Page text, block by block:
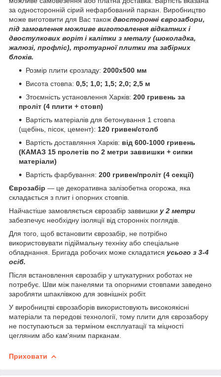
за односторонній сірий нефарбований паркан. Виробництво
може виготовити для Вас також двосторонні єврозабори,
під замовлення можливе виготовлення відкатних і
двостулкових воріт і калітки з металу (шоколадка,
жалюзі, профліс), тротуарної плитки та забірних
блоків.
Розмір плити єрозладу: 2000х500 мм
Висота стовпа: 0,5; 1,0; 1,5; 2,0; 2,5 м
Зтоємність установлення Харків: 200 гривень за
проліт (4 плити + стовп)
Вартість матеріалів для бетонування 1 стовпа
(щебінь, пісок, цемент): 120 гривен/столб
Вартість доставляння Харків: від 600-1000 гривень
(КАМАЗ 15 пролетів по 2 метри заввишки + сипки
матеріали)
Вартість фарбування: 200 гривен/проліт (4 секції)
Єврозабір — це декоративна залізобетна огорожа, яка
складається з плит і опорних стовпів.
Найчастіше замовляється єврозабір заввишки у 2 метри
забезпечує необхідну ізоляції від сторонніх поглядів.
Для того, щоб встановити єврозабір, не потрібно
використовувати підіймальну техніку або спеціальне
обладнання. Бригада робочих може складатися усього з 3-4
осіб.
Після встановлення єврозабір у штукатурних роботах не
потребує. Шви між панелями та опорними стовпами заведено
заробляти шпаклівкою для зовнішніх робіт.
У виробництві єврозаборів використовують високоякісні
матеріали та передові технології, тому плити для єврозабору
не поступаються за терміном експлуатації та міцності
цегляним або кам'яним парканам.
Приховати